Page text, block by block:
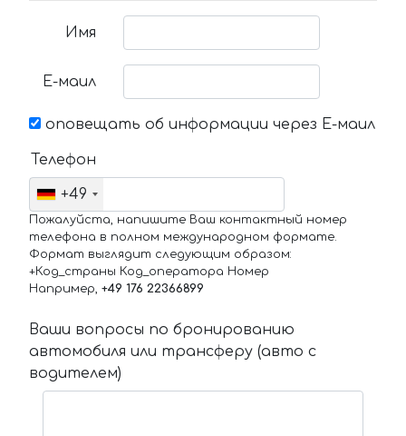
Имя
Е-маил
оповещать об информации через Е-маил
Телефон
+49
Пожалуйста, напишите Ваш контактный номер
телефона в полном международном формате.
Формат выглядит следующим образом:
+Код_страны Код_оператора Номер
Например, +49 176 22366899
Ваши вопросы по бронированию
автомобиля или трансферу (авто с
водителем)